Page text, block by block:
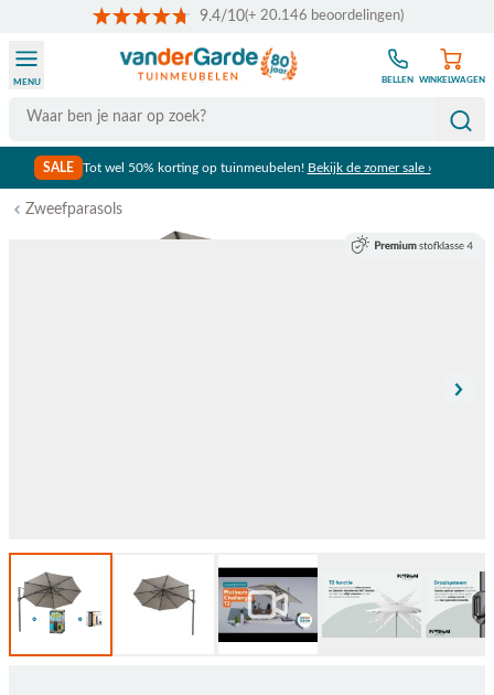
9.4/10(+ 20.146 beoordelingen)
Search
MENU BELLEN WINKELWAGEN
SALE Tot wel 50% korting op tuinmeubelen! Bekijk de zomer sale ›
Zweefparasols